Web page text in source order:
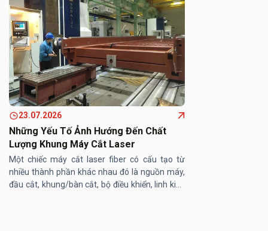
23.07.2026
Những Yếu Tố Ảnh Hướng Đến Chất
Lượng Khung Máy Cắt Laser
Một chiếc máy cắt laser fiber có cấu tạo từ
nhiều thành phần khác nhau đó là nguồn máy,
đầu cắt, khung/bàn cắt, bộ điều khiển, linh kiện